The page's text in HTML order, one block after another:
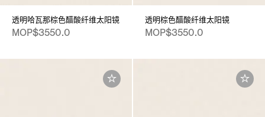
透明哈瓦那棕色醋酸纤维太阳镜
MOP$3550.0
透明棕色醋酸纤维太阳镜
MOP$3550.0